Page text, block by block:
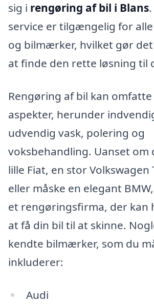
sig i rengøring af bil i Blans
service er tilgængelig for
og bilmærker, hvilket gør
at finde den rette løsning til
Rengøring af bil kan
aspekter, herunder
udvendig vask, polering og
voksbehandling. Uanset om
lille Fiat, en stor Volkswagen
eller måske en elegant
et rengøringsfirma, der kan
at få din bil til at skinne.
kendte bilmærker, som du
inkluderer:
Audi